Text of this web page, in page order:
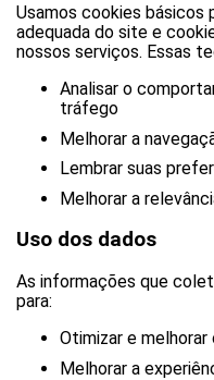
Usamos cookies básicos
adequada do site e
nossos serviços. Essas
Analisar o
tráfego
Melhorar a
Lembrar suas
Melhorar a
Uso dos dados
As informações que
para:
Otimizar e
Melhorar a